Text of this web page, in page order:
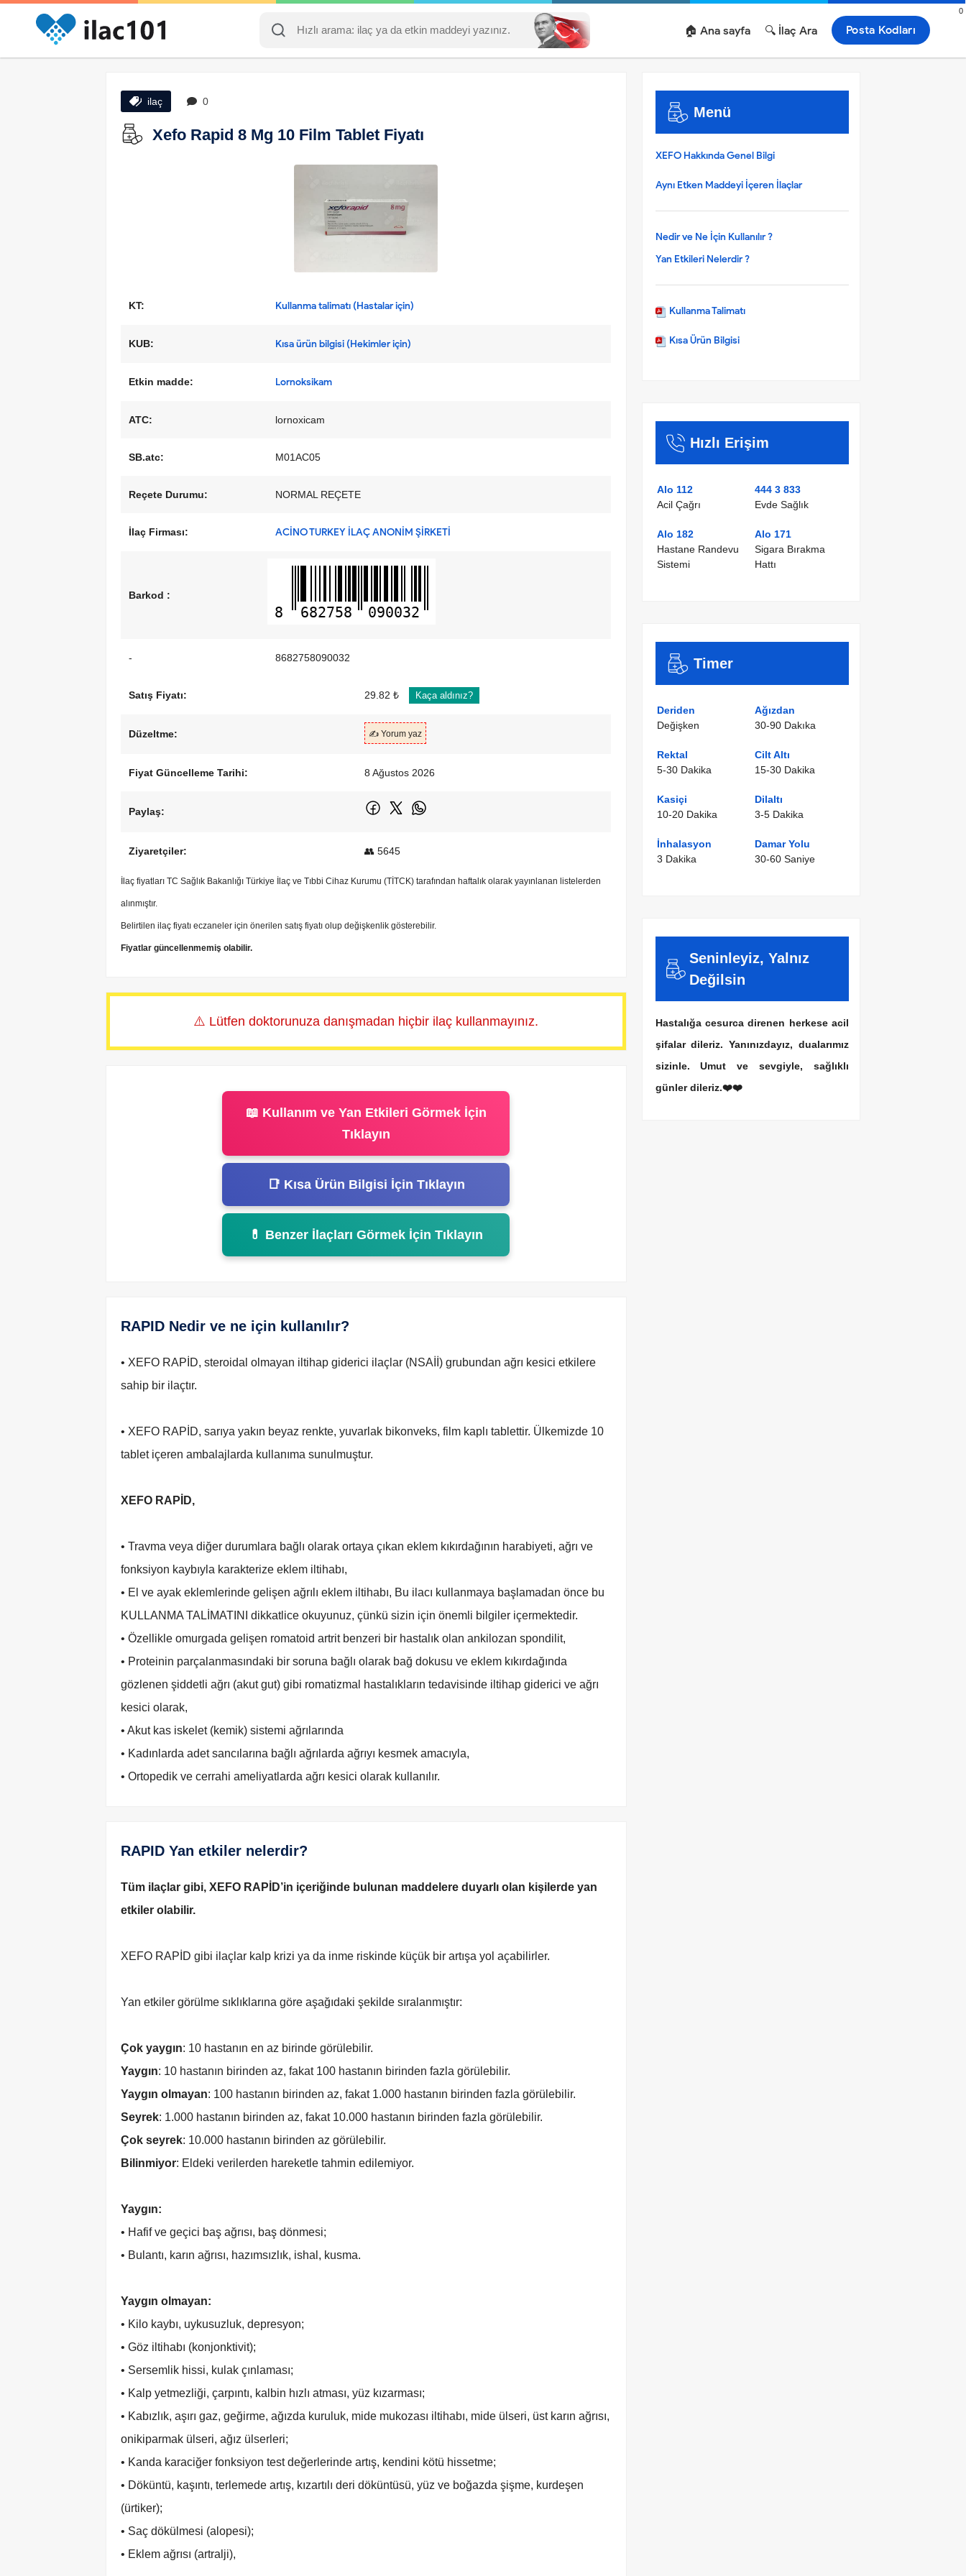
Posta Kodları
🔍 İlaç Ara
🏠 Ana sayfa
ilaç 0
Xefo Rapid 8 Mg 10 Film Tablet Fiyatı
KT: Kullanma talimatı (Hastalar için)
KUB: Kısa ürün bilgisi (Hekimler için)
Etkin madde: Lornoksikam
ATC: lornoxicam
SB.atc: M01AC05
Reçete Durumu: NORMAL REÇETE
İlaç Firması: ACİNO TURKEY İLAÇ ANONİM ŞİRKETİ
Barkod :
8 682758 090032
- 8682758090032
Satış Fiyatı: 29.82 ₺ Kaça aldınız?
Düzeltme: ✍️ Yorum yaz
Fiyat Güncelleme Tarihi: 8 Ağustos 2026
Paylaş:
Ziyaretçiler: 👥 5645
İlaç fiyatları TC Sağlık Bakanlığı Türkiye İlaç ve Tıbbi Cihaz Kurumu (TİTCK) tarafından haftalık olarak yayınlanan listelerden
alınmıştır.
Belirtilen ilaç fiyatı eczaneler için önerilen satış fiyatı olup değişkenlik gösterebilir.
Fiyatlar güncellenmemiş olabilir.
⚠️ Lütfen doktorunuza danışmadan hiçbir ilaç kullanmayınız.
📖 Kullanım ve Yan Etkileri Görmek İçin
Tıklayın
📑 Kısa Ürün Bilgisi İçin Tıklayın
💊 Benzer İlaçları Görmek İçin Tıklayın
RAPID Nedir ve ne için kullanılır?
• XEFO RAPİD, steroidal olmayan iltihap giderici ilaçlar (NSAİİ) grubundan ağrı kesici etkilere
sahip bir ilaçtır.
• XEFO RAPİD, sarıya yakın beyaz renkte, yuvarlak bikonveks, film kaplı tablettir. Ülkemizde 10
tablet içeren ambalajlarda kullanıma sunulmuştur.
XEFO RAPİD,
• Travma veya diğer durumlara bağlı olarak ortaya çıkan eklem kıkırdağının harabiyeti, ağrı ve
fonksiyon kaybıyla karakterize eklem iltihabı,
• El ve ayak eklemlerinde gelişen ağrılı eklem iltihabı, Bu ilacı kullanmaya başlamadan önce bu
KULLANMA TALİMATINI dikkatlice okuyunuz, çünkü sizin için önemli bilgiler içermektedir.
• Özellikle omurgada gelişen romatoid artrit benzeri bir hastalık olan ankilozan spondilit,
• Proteinin parçalanmasındaki bir soruna bağlı olarak bağ dokusu ve eklem kıkırdağında
gözlenen şiddetli ağrı (akut gut) gibi romatizmal hastalıkların tedavisinde iltihap giderici ve ağrı
kesici olarak,
• Akut kas iskelet (kemik) sistemi ağrılarında
• Kadınlarda adet sancılarına bağlı ağrılarda ağrıyı kesmek amacıyla,
• Ortopedik ve cerrahi ameliyatlarda ağrı kesici olarak kullanılır.
RAPID Yan etkiler nelerdir?
Tüm ilaçlar gibi, XEFO RAPİD’in içeriğinde bulunan maddelere duyarlı olan kişilerde yan
etkiler olabilir.
XEFO RAPİD gibi ilaçlar kalp krizi ya da inme riskinde küçük bir artışa yol açabilirler.
Yan etkiler görülme sıklıklarına göre aşağıdaki şekilde sıralanmıştır:
Çok yaygın: 10 hastanın en az birinde görülebilir.
Yaygın: 10 hastanın birinden az, fakat 100 hastanın birinden fazla görülebilir.
Yaygın olmayan: 100 hastanın birinden az, fakat 1.000 hastanın birinden fazla görülebilir.
Seyrek: 1.000 hastanın birinden az, fakat 10.000 hastanın birinden fazla görülebilir.
Çok seyrek: 10.000 hastanın birinden az görülebilir.
Bilinmiyor: Eldeki verilerden hareketle tahmin edilemiyor.
Yaygın:
• Hafif ve geçici baş ağrısı, baş dönmesi;
• Bulantı, karın ağrısı, hazımsızlık, ishal, kusma.
Yaygın olmayan:
• Kilo kaybı, uykusuzluk, depresyon;
• Göz iltihabı (konjonktivit);
• Sersemlik hissi, kulak çınlaması;
• Kalp yetmezliği, çarpıntı, kalbin hızlı atması, yüz kızarması;
• Kabızlık, aşırı gaz, geğirme, ağızda kuruluk, mide mukozası iltihabı, mide ülseri, üst karın ağrısı,
onikiparmak ülseri, ağız ülserleri;
• Kanda karaciğer fonksiyon test değerlerinde artış, kendini kötü hissetme;
• Döküntü, kaşıntı, terlemede artış, kızartılı deri döküntüsü, yüz ve boğazda şişme, kurdeşen
(ürtiker);
• Saç dökülmesi (alopesi);
• Eklem ağrısı (artralji),
Menü
XEFO Hakkında Genel Bilgi
Aynı Etken Maddeyi İçeren İlaçlar
Nedir ve Ne İçin Kullanılır ?
Yan Etkileri Nelerdir ?
Kullanma Talimatı
Kısa Ürün Bilgisi
Hızlı Erişim
Alo 112
Acil Çağrı
444 3 833
Evde Sağlık
Alo 182
Hastane Randevu
Sistemi
Alo 171
Sigara Bırakma
Hattı
Timer
Deriden
Değişken
Ağızdan
30-90 Dakıka
Rektal
5-30 Dakika
Cilt Altı
15-30 Dakika
Kasiçi
10-20 Dakika
Dilaltı
3-5 Dakika
İnhalasyon
3 Dakika
Damar Yolu
30-60 Saniye
Seninleyiz, Yalnız
Değilsin
Hastalığa cesurca direnen herkese acil
şifalar dileriz. Yanınızdayız, dualarımız
sizinle. Umut ve sevgiyle, sağlıklı
günler dileriz.❤️❤️
0